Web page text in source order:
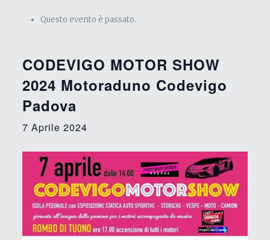
Questo evento è passato.
CODEVIGO MOTOR SHOW
2024 Motoraduno Codevigo
Padova
7 Aprile 2024